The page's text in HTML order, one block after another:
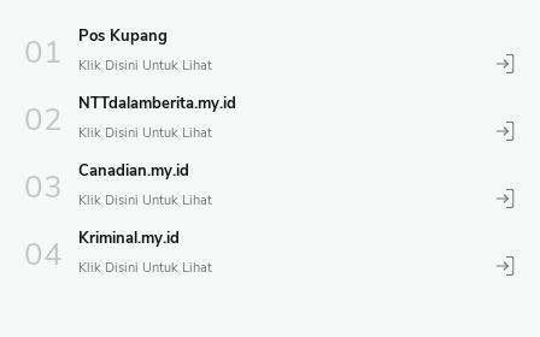
Pos Kupang
NTTdalamberita.my.id
Canadian.my.id
Kriminal.my.id